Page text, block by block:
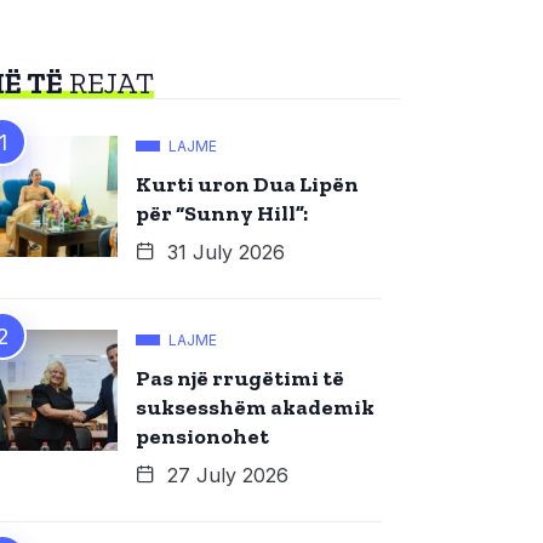
TËREJAT
LAJME
Kurti uron Dua Lipën
për “Sunny Hill”:
31 July 2026
LAJME
Pas një rrugëtimi të
suksesshëm akademik
pensionohet
27 July 2026